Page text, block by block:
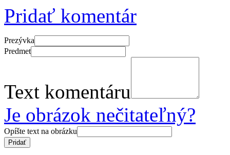
Pridať komentár
Prezývka
Predmet
Text komentáru
Je obrázok nečitateľný?
Opíšte text na obrázku